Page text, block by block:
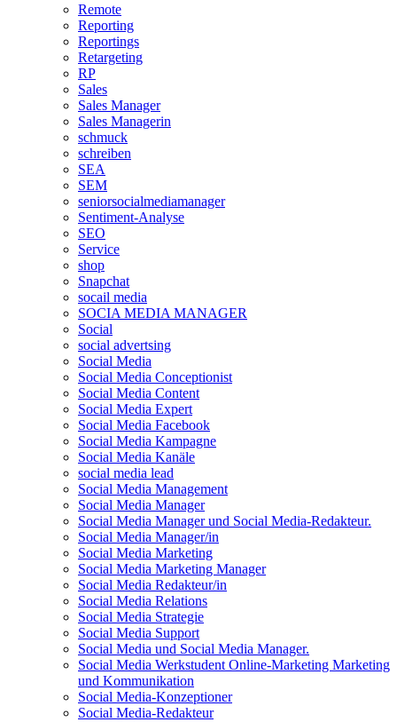
Remote
Reporting
Reportings
Retargeting
RP
Sales
Sales Manager
Sales Managerin
schmuck
schreiben
SEA
SEM
seniorsocialmediamanager
Sentiment-Analyse
SEO
Service
shop
Snapchat
socail media
SOCIA MEDIA MANAGER
Social
social advertsing
Social Media
Social Media Conceptionist
Social Media Content
Social Media Expert
Social Media Facebook
Social Media Kampagne
Social Media Kanäle
social media lead
Social Media Management
Social Media Manager
Social Media Manager und Social Media-Redakteur.
Social Media Manager/in
Social Media Marketing
Social Media Marketing Manager
Social Media Redakteur/in
Social Media Relations
Social Media Strategie
Social Media Support
Social Media und Social Media Manager.
Social Media Werkstudent Online-Marketing Marketing
und Kommunikation
Social Media-Konzeptioner
Social Media-Redakteur